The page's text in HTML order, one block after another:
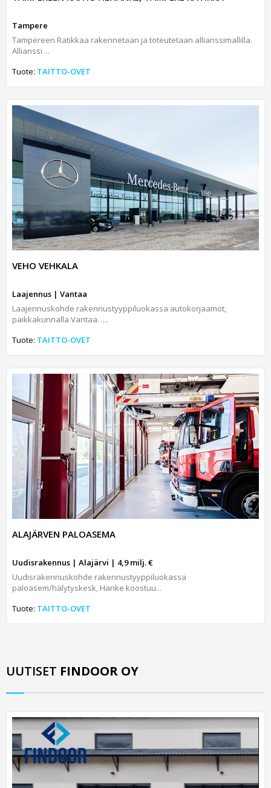
Tampere
Tampereen Ratikkaa rakennetaan ja toteutetaan allianssimallilla.
Allianssi ...
Tuote: TAITTO-OVET
VEHO VEHKALA
Laajennus | Vantaa
Laajennuskohde rakennustyyppiluokassa autokorjaamot,
paikkakunnalla Vantaa. ....
Tuote: TAITTO-OVET
ALAJÄRVEN PALOASEMA
Uudisrakennus | Alajärvi | 4,9 milj. €
Uudisrakennuskohde rakennustyyppiluokassa
paloasem/hälytyskesk, Hanke koostuu...
Tuote: TAITTO-OVET
UUTISET FINDOOR OY